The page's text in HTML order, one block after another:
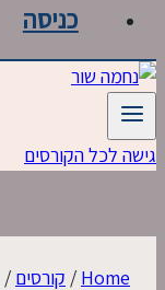
כניסה
גישה לכל הקורסים
Home
/ קורסים /